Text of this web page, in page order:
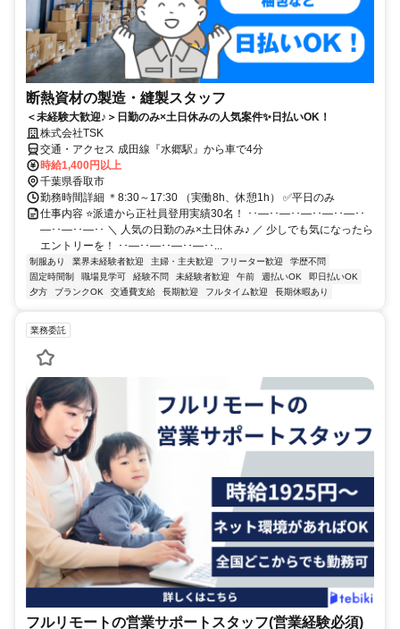
断熱資材の製造・縫製スタッフ
＜未経験大歓迎♪＞日勤のみ×土日休みの人気案件✨日払いOK！
株式会社TSK
交通・アクセス 成田線『水郷駅』から車で4分
時給1,400円以上
千葉県香取市
勤務時間詳細 ＊8:30～17:30 （実働8h、休憩1h） ✅平日のみ
仕事内容 ⭐派遣から正社員登用実績30名！ ･･―･･―･･―･･―･･―･･
―･･―･･―･･ ＼ 人気の日勤のみ×土日休み♪ ／ 少しでも気になったら
エントリーを！ ･･―･･―･･―･･―･･...
制服あり 業界未経験者歓迎 主婦・主夫歓迎 フリーター歓迎
学歴不問
固定時間制
職場見学可 経験不問 未経験者歓迎 午前 週払いOK
即日払いOK
夕方
ブランクOK 交通費支給 長期歓迎 フルタイム歓迎 長期休暇あり
業務委託
フルリモートの営業サポートスタッフ(営業経験必須)